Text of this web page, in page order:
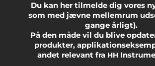
Du kan her tilmelde dig vores
som med jævne mellemrum
gange årligt).
På den måde vil du blive
produkter,
andet relevant fra HH